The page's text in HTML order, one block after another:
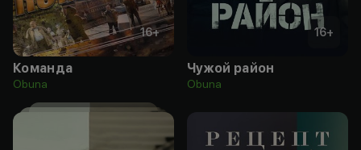
16+
Команда
Obuna
16+
Чужой район
Obuna